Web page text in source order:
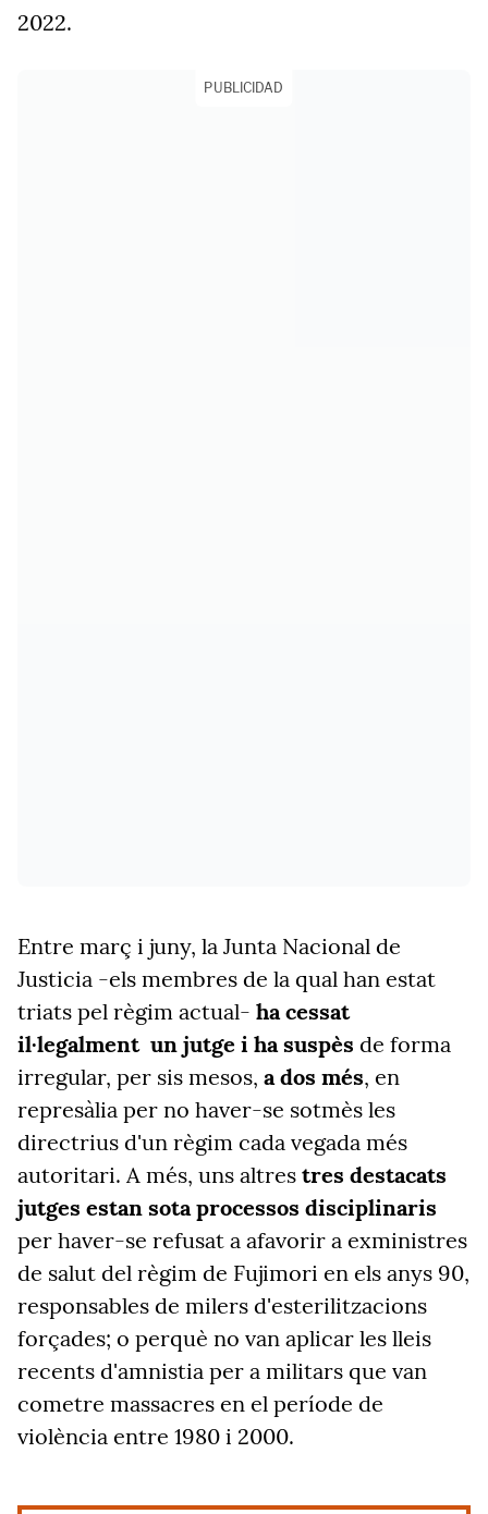
2022.
PUBLICIDAD
Entre març i juny, la Junta Nacional de
Justicia -els membres de la qual han estat
triats pel règim actual- ha cessat
il·legalment un jutge i ha suspès de forma
irregular, per sis mesos, a dos més, en
represàlia per no haver-se sotmès les
directrius d'un règim cada vegada més
autoritari. A més, uns altres tres destacats
jutges estan sota processos disciplinaris
per haver-se refusat a afavorir a exministres
de salut del règim de Fujimori en els anys 90,
responsables de milers d'esterilitzacions
forçades; o perquè no van aplicar les lleis
recents d'amnistia per a militars que van
cometre massacres en el període de
violència entre 1980 i 2000.